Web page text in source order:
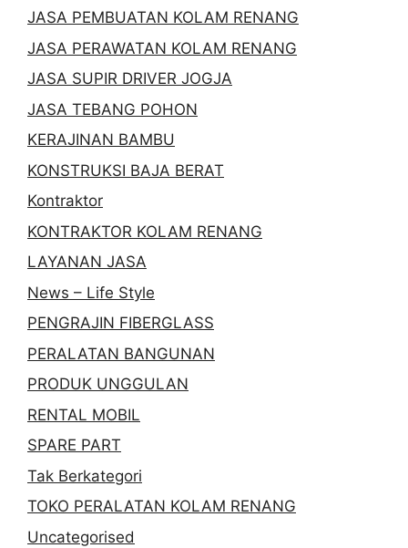
JASA PEMBUATAN KOLAM RENANG
JASA PERAWATAN KOLAM RENANG
JASA SUPIR DRIVER JOGJA
JASA TEBANG POHON
KERAJINAN BAMBU
KONSTRUKSI BAJA BERAT
Kontraktor
KONTRAKTOR KOLAM RENANG
LAYANAN JASA
News – Life Style
PENGRAJIN FIBERGLASS
PERALATAN BANGUNAN
PRODUK UNGGULAN
RENTAL MOBIL
SPARE PART
Tak Berkategori
TOKO PERALATAN KOLAM RENANG
Uncategorised